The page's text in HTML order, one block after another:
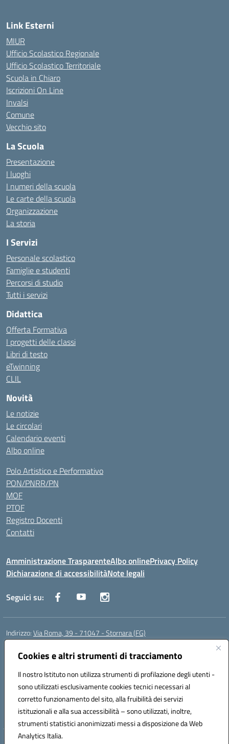
Cookies e altri strumenti di tracciamento
Il nostro Istituto non utilizza strumenti di profilazione degli utenti -
sono utilizzati esclusivamente cookies tecnici necessari al
corretto funzionamento del sito, alla fruibilità dei servizi
istituzionali e alla sua accessibilità – sono utilizzati, inoltre,
strumenti statistici anonimizzati messi a disposizione da Web
Analytics Italia.
Link Esterni
MIUR
Ufficio Scolastico Regionale
Ufficio Scolastico Territoriale
Scuola in Chiaro
Iscrizioni On Line
Invalsi
Comune
Vecchio sito
La Scuola
Presentazione
I luoghi
I numeri della scuola
Le carte della scuola
Organizzazione
La storia
I Servizi
Personale scolastico
Famiglie e studenti
Percorsi di studio
Tutti i servizi
Didattica
Offerta Formativa
I progetti delle classi
Libri di testo
eTwinning
CLIL
Novità
Le notizie
Le circolari
Calendario eventi
Albo online
Polo Artistico e Performativo
PON/PNRR/PN
MOF
PTOF
Registro Docenti
Contatti
Amministrazione TrasparenteAlbo onlinePrivacy Policy
Dichiarazione di accessibilitàNote legali
Seguici su:
Indirizzo:Via Roma, 39 - 71047 - Stornara (FG)
Centralino:
Posta elettronica certificata (PEC):FGIC83700P@pec.istruzione.it
Codice fiscale: 90015650717
Codice meccanografico:FGIC83700P
Codice Indice delle Pubbliche Amministrazioni (IPA): istsc_fgic83700p
Codice unico di fatturazione (CUF): UFUOPR